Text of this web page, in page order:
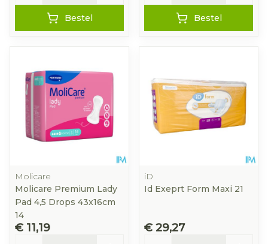
Bestel Bestel
Molicare
Molicare Premium Lady
Pad 4,5 Drops 43x16cm
14
€ 11,19
iD
Id Exeprt Form Maxi 21
€ 29,27